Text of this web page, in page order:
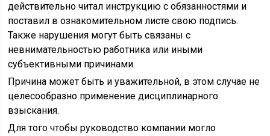
действительно читал инструкцию с обязанностями и
поставил в ознакомительном листе свою подпись.
Также нарушения могут быть связаны с
невнимательностью работника или иными
субъективными причинами.
Причина может быть и уважительной, в этом случае не
целесообразно применение дисциплинарного
взыскания.
Для того чтобы руководство компании могло